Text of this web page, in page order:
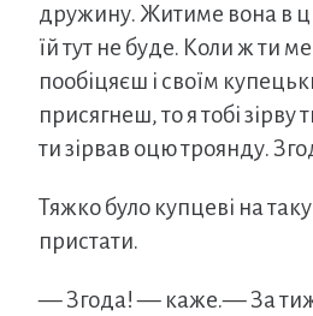
дружину. Житиме вона в
їй тут не буде. Коли ж ти
пообіцяєш і своїм
присягнеш, то я тобі зірву
ти зірвав оцю троянду.
Тяжко було купцеві на
пристати.
— Згода! — каже.— За